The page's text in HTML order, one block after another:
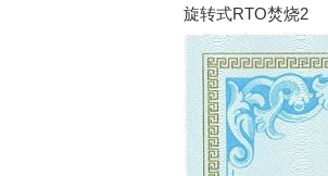
旋转式RTO焚烧2